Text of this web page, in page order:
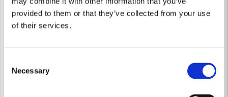
provided to them or that they’ve collected from your use
of their services.
Selection
Necessary
Weber Reservhjul 8" med logo
Bevaka
WEBER
Weber 7005 Skärbräda